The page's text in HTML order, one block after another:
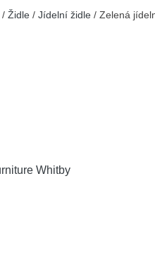
/ Židle / Jídelní židle / Zelená